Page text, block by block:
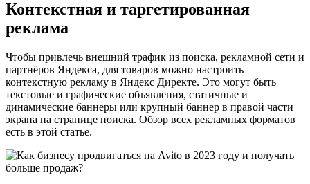
Контекстная и таргетированная
реклама
Чтобы привлечь внешний трафик из поиска, рекламной сети и
партнёров Яндекса, для товаров можно настроить
контекстную рекламу в Яндекс Директе. Это могут быть
текстовые и графические объявления, статичные и
динамические баннеры или крупный баннер в правой части
экрана на странице поиска. Обзор всех рекламных форматов
есть в этой статье.